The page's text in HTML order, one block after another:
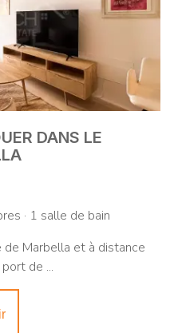
DANS LE
· 1 salle de bain
Marbella et à distance
de ...